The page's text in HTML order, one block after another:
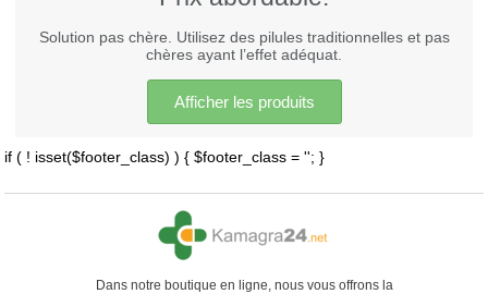
Solution pas chère. Utilisez des pilules traditionnelles et pas
chères ayant l’effet adéquat.
Afficher les produits
if ( ! isset($footer_class) ) { $footer_class = ''; }
Dans notre boutique en ligne, nous vous offrons la